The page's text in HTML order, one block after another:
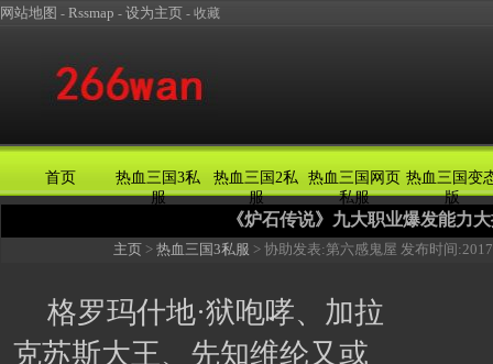
网站地图 - Rssmap - 设为主页 - 收藏
首页
热血三国3私
服
热血三国2私
服
热血三国网页
私服
热血三国变
版
《炉石传说》九大职业爆发能力
主页> 热血三国3私服 > 协助发表:第六感鬼屋 发布时间:
格罗玛什地·狱咆哮、加拉
克苏斯大王、先知维纶又或